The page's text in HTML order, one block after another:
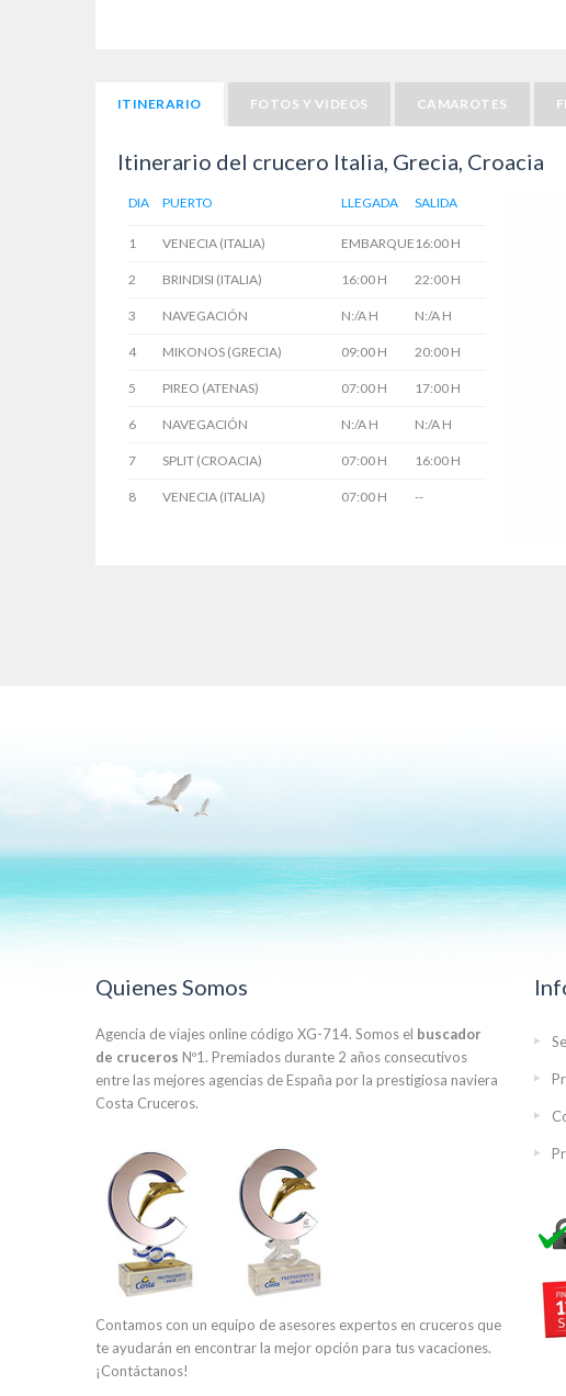
ITINERARIO FOTOS Y VIDEOS CAMAROTES
Itinerario del crucero Italia, Grecia, Croacia
DIA PUERTO LLEGADA SALIDA
1 VENECIA (ITALIA) EMBARQUE 16:00 H
2 BRINDISI (ITALIA) 16:00 H 22:00 H
3 NAVEGACIÓN N:/A H N:/A H
4 MIKONOS (GRECIA) 09:00 H 20:00 H
5 PIREO (ATENAS) 07:00 H 17:00 H
6 NAVEGACIÓN N:/A H N:/A H
7 SPLIT (CROACIA) 07:00 H 16:00 H
8 VENECIA (ITALIA) 07:00 H --
Quienes Somos
Agencia de viajes online código XG-714. Somos el buscador
de cruceros Nº1. Premiados durante 2 años consecutivos
entre las mejores agencias de España por la prestigiosa naviera
Costa Cruceros.
Contamos con un equipo de asesores expertos en cruceros que
te ayudarán en encontrar la mejor opción para tus vacaciones.
¡Contáctanos!